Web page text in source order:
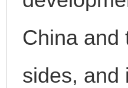
China and
sides, and